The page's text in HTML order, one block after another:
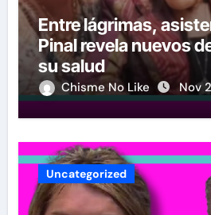
Entre lágrimas,
Pinal revela nuevos
su salud
Chisme No Like Nov
Uncategorized